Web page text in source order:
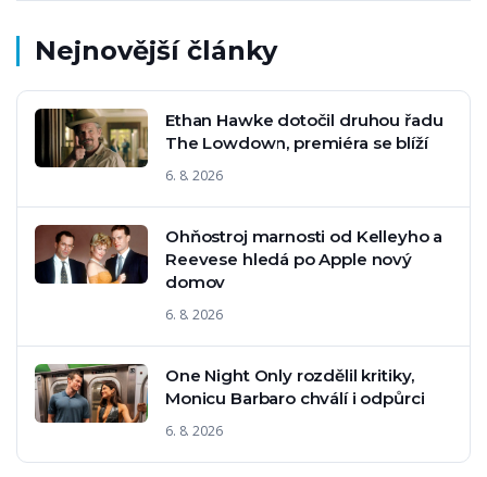
Nejnovější články
Ethan Hawke dotočil druhou řadu
The Lowdown, premiéra se blíží
6. 8. 2026
Ohňostroj marnosti od Kelleyho a
Reevese hledá po Apple nový
domov
6. 8. 2026
One Night Only rozdělil kritiky,
Monicu Barbaro chválí i odpůrci
6. 8. 2026